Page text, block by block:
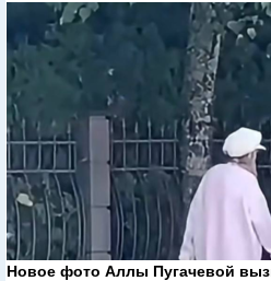
Новое фото Аллы Пугачевой